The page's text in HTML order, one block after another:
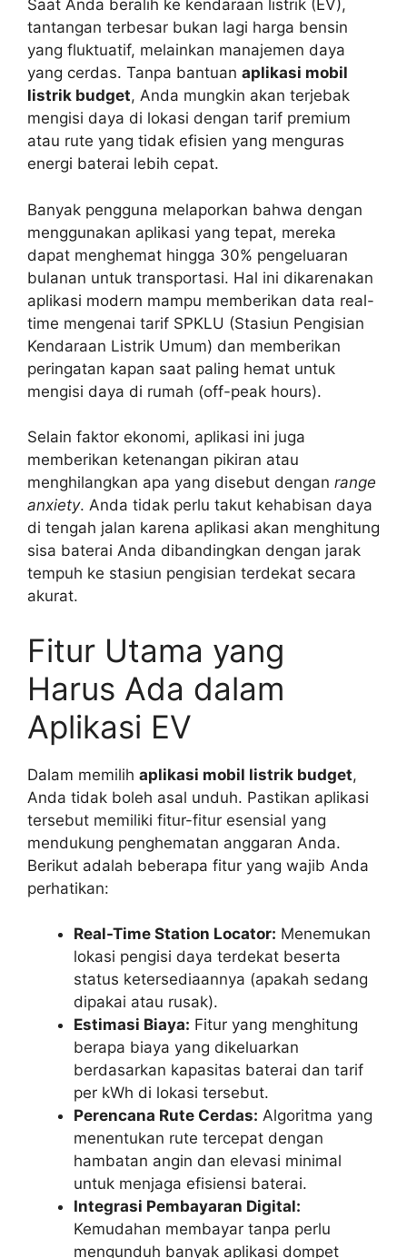
Saat Anda beralih ke kendaraan listrik (EV),
tantangan terbesar bukan lagi harga bensin
yang fluktuatif, melainkan manajemen daya
yang cerdas. Tanpa bantuan aplikasi mobil
listrik budget, Anda mungkin akan terjebak
mengisi daya di lokasi dengan tarif premium
atau rute yang tidak efisien yang menguras
energi baterai lebih cepat.
Banyak pengguna melaporkan bahwa dengan
menggunakan aplikasi yang tepat, mereka
dapat menghemat hingga 30% pengeluaran
bulanan untuk transportasi. Hal ini dikarenakan
aplikasi modern mampu memberikan data real-
time mengenai tarif SPKLU (Stasiun Pengisian
Kendaraan Listrik Umum) dan memberikan
peringatan kapan saat paling hemat untuk
mengisi daya di rumah (off-peak hours).
Selain faktor ekonomi, aplikasi ini juga
memberikan ketenangan pikiran atau
menghilangkan apa yang disebut dengan range
anxiety. Anda tidak perlu takut kehabisan daya
di tengah jalan karena aplikasi akan menghitung
sisa baterai Anda dibandingkan dengan jarak
tempuh ke stasiun pengisian terdekat secara
akurat.
Fitur Utama yang
Harus Ada dalam
Aplikasi EV
Dalam memilih aplikasi mobil listrik budget,
Anda tidak boleh asal unduh. Pastikan aplikasi
tersebut memiliki fitur-fitur esensial yang
mendukung penghematan anggaran Anda.
Berikut adalah beberapa fitur yang wajib Anda
perhatikan:
Real-Time Station Locator: Menemukan
lokasi pengisi daya terdekat beserta
status ketersediaannya (apakah sedang
dipakai atau rusak).
Estimasi Biaya: Fitur yang menghitung
berapa biaya yang dikeluarkan
berdasarkan kapasitas baterai dan tarif
per kWh di lokasi tersebut.
Perencana Rute Cerdas: Algoritma yang
menentukan rute tercepat dengan
hambatan angin dan elevasi minimal
untuk menjaga efisiensi baterai.
Integrasi Pembayaran Digital:
Kemudahan membayar tanpa perlu
mengunduh banyak aplikasi dompet